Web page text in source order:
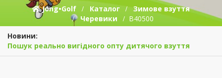
Jong•Golf Каталог
Зимове взуття
Черевики
B40500
Новини:
Пошук реально вигідного опту дитячого взуття